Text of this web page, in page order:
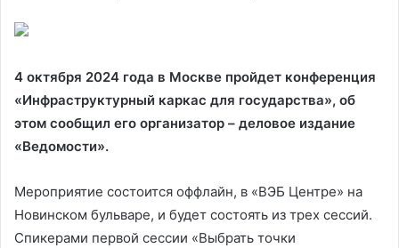
4 октября 2024 года в Москве пройдет конференция
«Инфраструктурный каркас для государства», об
этом сообщил его организатор – деловое издание
«Ведомости».
Мероприятие состоится оффлайн, в «ВЭБ Центре» на
Новинском бульваре, и будет состоять из трех сессий.
Спикерами первой сессии «Выбрать точки